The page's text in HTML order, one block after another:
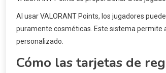
Al usar VALORANT Points, los jugadores
puramente cosméticas. Este sistema permite
personalizado.
Cómo las tarjetas de